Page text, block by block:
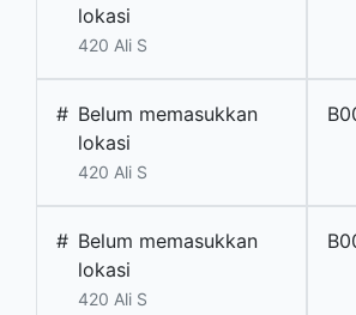
lokasi
420 Ali S
# Belum memasukkan
lokasi
420 Ali S
# Belum memasukkan
lokasi
420 Ali S